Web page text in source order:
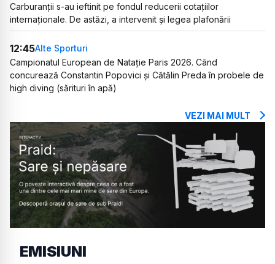
Carburanții s-au ieftinit pe fondul reducerii cotațiilor
internaționale. De astăzi, a intervenit și legea plafonării
12:45Alte Sporturi
Campionatul European de Natație Paris 2026. Când
concurează Constantin Popovici și Cătălin Preda în probele de
high diving (sărituri în apă)
VEZI MAI MULT
EMISIUNI